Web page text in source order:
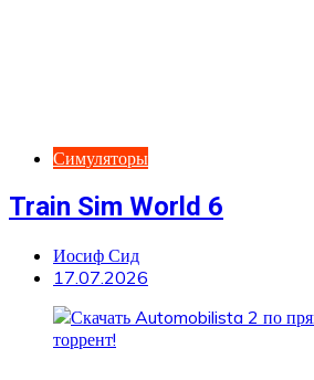
Симуляторы
Train Sim World 6
Иосиф Сид
17.07.2026